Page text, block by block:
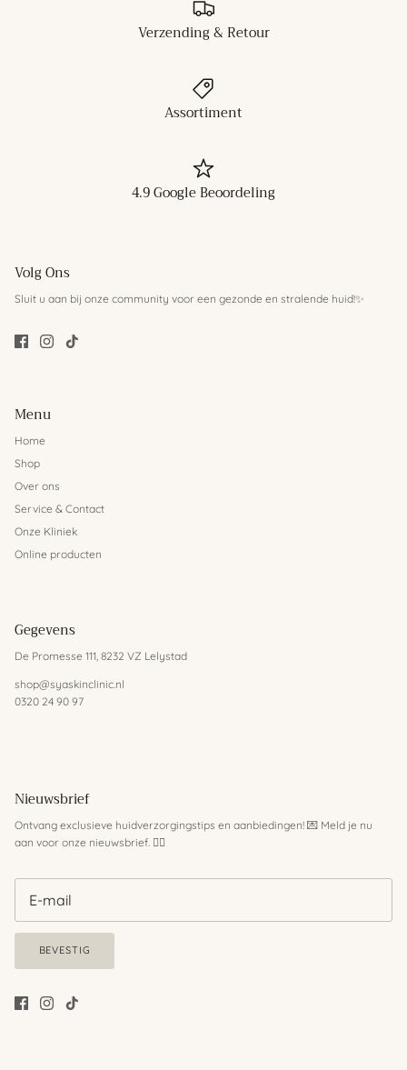
Verzending & Retour
Assortiment
4.9 Google Beoordeling
Volg Ons
Sluit u aan bij onze community voor een gezonde en stralende huid!✨
Menu
Home
Shop
Over ons
Service & Contact
Onze Kliniek
Online producten
Gegevens
De Promesse 111, 8232 VZ Lelystad
shop@syaskinclinic.nl
0320 24 90 97
Nieuwsbrief
Ontvang exclusieve huidverzorgingstips en aanbiedingen! 💌 Meld je nu
aan voor onze nieuwsbrief. 💆‍♀️
BEVESTIG